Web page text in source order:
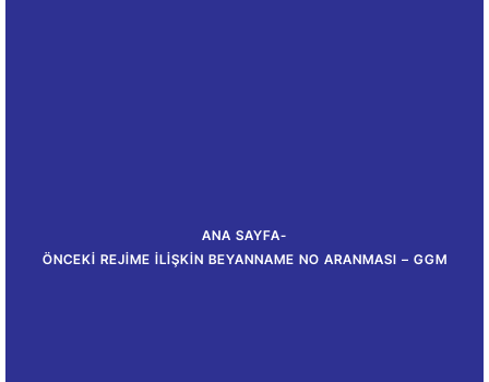
ANA SAYFA-
ÖNCEKI REJIME İLIŞKIN BEYANNAME NO ARANMASI – GGM